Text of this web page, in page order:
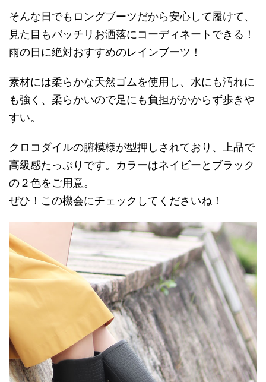
そんな日でもロングブーツだから安心して履けて、
見た目もバッチリお洒落にコーディネートできる！
雨の日に絶対おすすめのレインブーツ！
素材には柔らかな天然ゴムを使用し、水にも汚れに
も強く、柔らかいので足にも負担がかからず歩きや
すい。
クロコダイルの腑模様が型押しされており、上品で
高級感たっぷりです。カラーはネイビーとブラック
の２色をご用意。
ぜひ！この機会にチェックしてくださいね！